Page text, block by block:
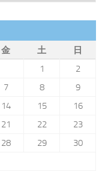
金 土
日
1
2
7 8
9
14 15
16
21 22
23
28 29
30